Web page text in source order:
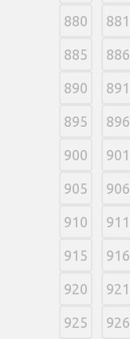
880 881
885 886
890 891
895 896
900 901
905 906
910 911
915 916
920 921
925 926